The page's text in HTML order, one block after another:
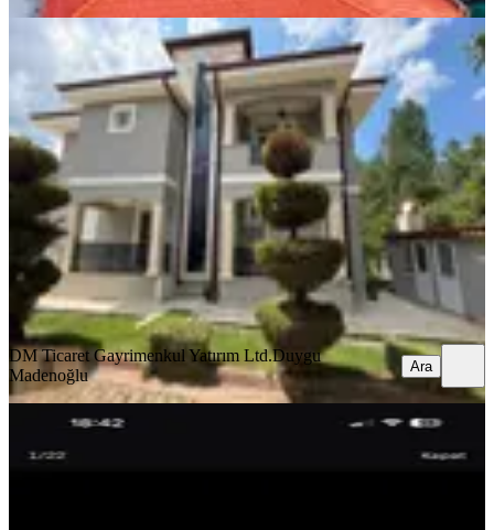
EŞYALI
Yeniköyde Site İçinde
Eşyalı,kiralık,260 M² Lüks Müstakil
Villa
Menteşe, Yeniköy Mahallesi
3+1· 310 m²·26.06.2026
110.000 ₺
DM Ticaret Gayrimenkul Yatırım Ltd.Duygu Madenoğlu
Ara
DM Ticaret Gayrimenkul Yatırım Ltd.Duygu
Madenoğlu
Ara
Gülağzı Mahallesinde Kiralık Triplex